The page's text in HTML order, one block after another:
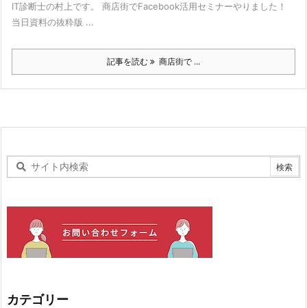
IT診断士の村上です。 商店街でFacebook活用セミナーやりました！
当日資料の抜粋版 ...
記事を読む 商店街で ...
カテゴリー